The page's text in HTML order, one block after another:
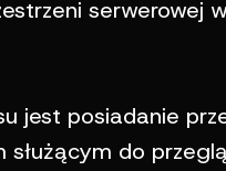
serwerowej
jest posiadanie
służącym do